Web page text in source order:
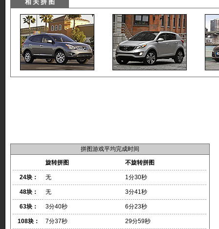
拼图游戏平均完成时间
旋转拼图
不旋转拼图
24块： 无 1分30秒
48块： 无 3分41秒
63块： 3分40秒 6分23秒
108块： 7分37秒 29分59秒